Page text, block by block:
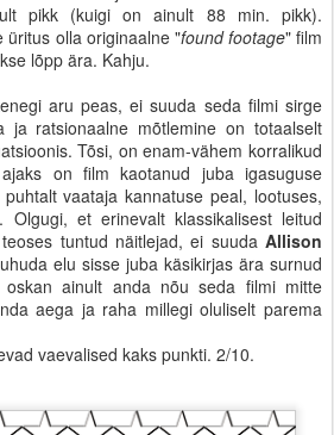
pikk (kuigi on ainult 88 min. pikk).
üritus olla originaalne "found footage" film
lõpp ära. Kahju.
aru peas, ei suuda seda filmi sirge
ja ratsionaalne mõtlemine on totaalselt
Tõsi, on enam-vähem korralikud
on film kaotanud juba igasuguse
vaataja kannatuse peal, lootuses,
et erinevalt klassikalisest leitud
tuntud näitlejad, ei suuda Allison
elu sisse juba käsikirjas ära surnud
oskan ainult anda nõu seda filmi mitte
aega ja raha millegi oluliselt parema
vaevalised kaks punkti. 2/10.